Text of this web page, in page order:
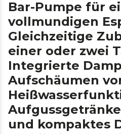
Bar-Pumpe für
vollmundigen
Gleichzeitige
einer oder zwei
Integrierte
Aufschäumen
und kompaktes